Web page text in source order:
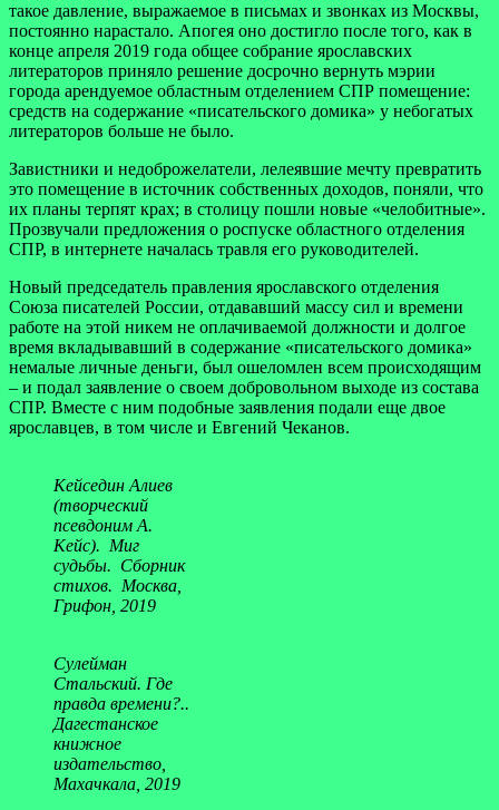
такое давление, выражаемое в письмах и звонках из Москвы,
постоянно нарастало. Апогея оно достигло после того, как в
конце апреля 2019 года общее собрание ярославских
литераторов приняло решение досрочно вернуть мэрии
города арендуемое областным отделением СПР помещение:
средств на содержание «писательского домика» у небогатых
литераторов больше не было.
Завистники и недоброжелатели, лелеявшие мечту превратить
это помещение в источник собственных доходов, поняли, что
их планы терпят крах; в столицу пошли новые «челобитные».
Прозвучали предложения о роспуске областного отделения
СПР, в интернете началась травля его руководителей.
Новый председатель правления ярославского отделения
Союза писателей России, отдававший массу сил и времени
работе на этой никем не оплачиваемой должности и долгое
время вкладывавший в содержание «писательского домика»
немалые личные деньги, был ошеломлен всем происходящим
– и подал заявление о своем добровольном выходе из состава
СПР. Вместе с ним подобные заявления подали еще двое
ярославцев, в том числе и Евгений Чеканов.
Кейседин Алиев
(творческий
псевдоним А.
Кейс). Миг
судьбы. Сборник
стихов. Москва,
Грифон, 2019
Сулейман
Стальский. Где
правда времени?..
Дагестанское
книжное
издательство,
Махачкала, 2019